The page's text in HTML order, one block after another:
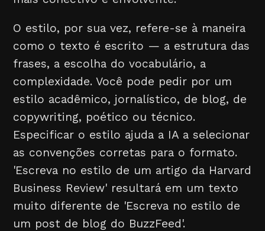
O estilo, por sua vez, refere-se à maneira
como o texto é escrito — a estrutura das
frases, a escolha do vocabulário, a
complexidade. Você pode pedir por um
estilo acadêmico, jornalístico, de blog, de
copywriting, poético ou técnico.
Especificar o estilo ajuda a IA a selecionar
as convenções corretas para o formato.
'Escreva no estilo de um artigo da Harvard
Business Review' resultará em um texto
muito diferente de 'Escreva no estilo de
um post de blog do BuzzFeed'.